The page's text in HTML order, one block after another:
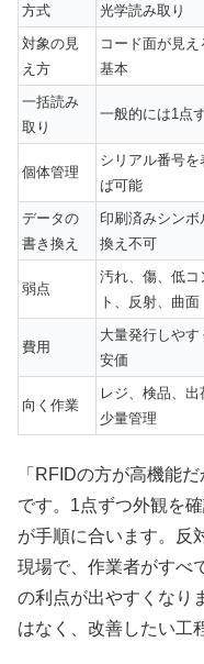
方式
光学読み取り
対象の見
え方
コード面が見
基本
一括読み
取り
一般的には1点
個体管理
シリアル番号を
ば可能
データの
書き換え
印刷済みシンボ
換え不可
弱点
汚れ、傷、低コ
ト、反射、曲面
費用
大量発行しやす
安価
向く作業
レジ、検品、出
少量管理
「RFIDの方が高機能
です。1点ずつ外観を
が手順に合います。反
現場で、作業者がすべ
の利点が出やすくなり
はなく、改善したい工